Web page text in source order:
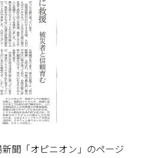
聞「オピニオン」のページ